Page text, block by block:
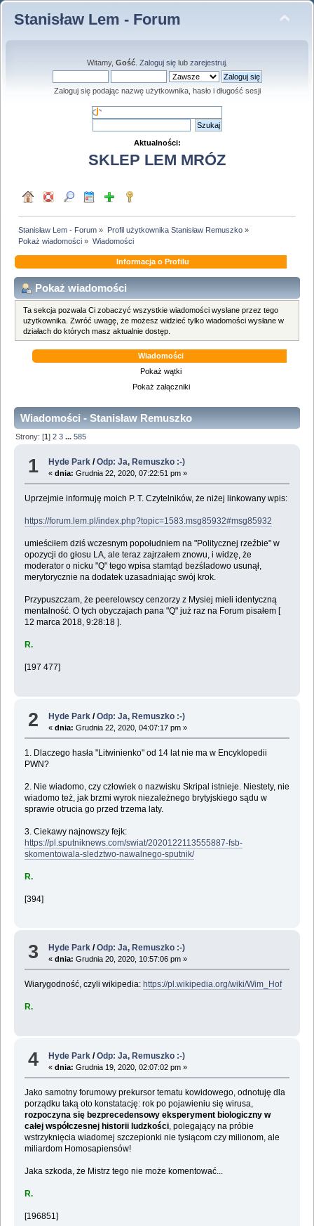
Stanisław Lem - Forum
Witamy, Gość. Zaloguj sięlub zarejestruj.
Zaloguj się podając nazwę użytkownika, hasło i długość sesji
Aktualności:
SKLEP LEM MRÓZ
Stanisław Lem - Forum » Profil użytkownika Stanisław Remuszko»
Pokaż wiadomości » Wiadomości
Informacja o Profilu
Pokaż wiadomości
Ta sekcja pozwala Ci zobaczyć wszystkie wiadomości wysłane przez tego
użytkownika. Zwróć uwagę, że możesz widzieć tylko wiadomości wysłane w
działach do których masz aktualnie dostęp.
Wiadomości
Pokaż wątki
Pokaż załączniki
Wiadomości - Stanisław Remuszko
Strony: [1]2 3 ...585
1 Hyde Park /Odp: Ja, Remuszko :-)
«dnia: Grudnia 22, 2020, 07:22:51 pm »
Uprzejmie informuję moich P. T. Czytelników, że niżej linkowany wpis:
https://forum.lem.pl/index.php?topic=1583.msg85932#msg85932
umieściłem dziś wczesnym popołudniem na "Politycznej rzeźbie" w
opozycji do głosu LA, ale teraz zajrzałem znowu, i widzę, że
moderator o nicku "Q" tego wpisa stamtąd bezśladowo usunął,
merytorycznie na dodatek uzasadniając swój krok.
Przypuszczam, że peerelowscy cenzorzy z Mysiej mieli identyczną
mentalność. O tych obyczajach pana "Q" już raz na Forum pisałem [
12 marca 2018, 9:28:18 ].
R.
[197 477]
2 Hyde Park /Odp: Ja, Remuszko :-)
«dnia: Grudnia 22, 2020, 04:07:17 pm »
1. Dlaczego hasła "Litwinienko" od 14 lat nie ma w Encyklopedii
PWN?
2. Nie wiadomo, czy człowiek o nazwisku Skripal istnieje. Niestety, nie
wiadomo też, jak brzmi wyrok niezależnego brytyjskiego sądu w
sprawie otrucia go przed trzema laty.
3. Ciekawy najnowszy fejk:
https://pl.sputniknews.com/swiat/2020122113555887-fsb-
skomentowala-sledztwo-nawalnego-sputnik/
R.
[394]
3 Hyde Park /Odp: Ja, Remuszko :-)
«dnia: Grudnia 20, 2020, 10:57:06 pm »
Wiarygodność, czyli wikipedia: https://pl.wikipedia.org/wiki/Wim_Hof
R.
4 Hyde Park /Odp: Ja, Remuszko :-)
«dnia: Grudnia 19, 2020, 02:07:02 pm »
Jako samotny forumowy prekursor tematu kowidowego, odnotuję dla
porządku taką oto konstatację: rok po pojawieniu się wirusa,
rozpoczyna się bezprecedensowy eksperyment biologiczny w
całej współczesnej historii ludzkości, polegający na próbie
wstrzyknięcia wiadomej szczepionki nie tysiącom czy milionom, ale
miliardom Homosapiensów!
Jaka szkoda, że Mistrz tego nie może komentować...
R.
[196851]